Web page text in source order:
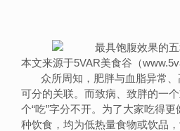
本文来源于5VAR美食谷（
众所周知，肥胖与血脂异常、
可分的关联。而致病、致胖的一
个“吃”字分不开。为了大家吃得
种饮食，均为低热量食物或饮品